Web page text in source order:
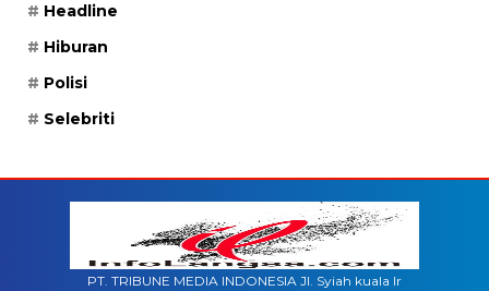
Headline
Hiburan
Polisi
Selebriti
PT. TRIBUNE MEDIA INDONESIA Jl. Syiah kuala lr